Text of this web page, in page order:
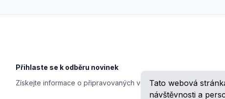
Tato webová
návštěvnosti a
Přihlaste se k odběru novinek
Získejte informace o připravovaných veletrzích, školeních,